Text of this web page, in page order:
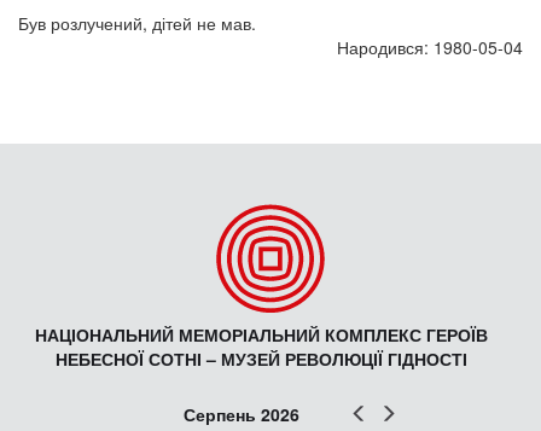
Був розлучений, дітей не мав.
Народився: 1980-05-04
НАЦІОНАЛЬНИЙ МЕМОРІАЛЬНИЙ КОМПЛЕКС ГЕРОЇВ
НЕБЕСНОЇ СОТНІ – МУЗЕЙ РЕВОЛЮЦІЇ ГІДНОСТІ
Попер
Серпень 2026